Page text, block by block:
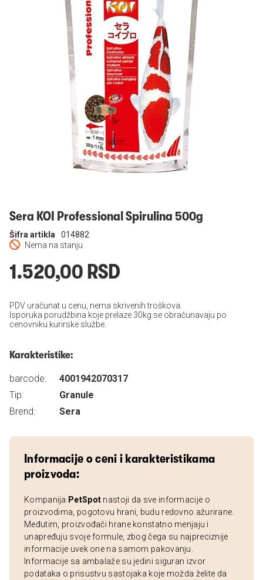
Sera KOI Professional Spirulina 500g
Nema na stanju
Šifra artikla 014882
1.520,00 RSD
PDV uračunat u cenu, nema skrivenih troškova.
Isporuka porudžbina koje prelaze 30kg se obračunavaju po
cenovniku kurirske službe.
Karakteristike:
barcode:
4001942070317
Tip:
Granule
Brend:
Sera
Informacije o ceni i karakteristikama
proizvoda:
Kompanija PetSpot nastoji da sve informacije o
proizvodima, pogotovu hrani, budu redovno ažurirane.
Međutim, proizvođači hrane konstatno menjaju i
unapređuju svoje formule, zbog čega su najpreciznije
informacije uvek one na samom pakovanju.
Informacije sa ambalaže su jedini siguran izvor
podataka o prisustvu sastojaka koje možda želite da